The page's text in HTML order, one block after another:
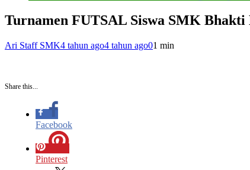
Turnamen FUTSAL Siswa SMK Bhakti
Ari Staff SMK4 tahun ago4 tahun ago01 min
Share this...
Facebook
Pinterest